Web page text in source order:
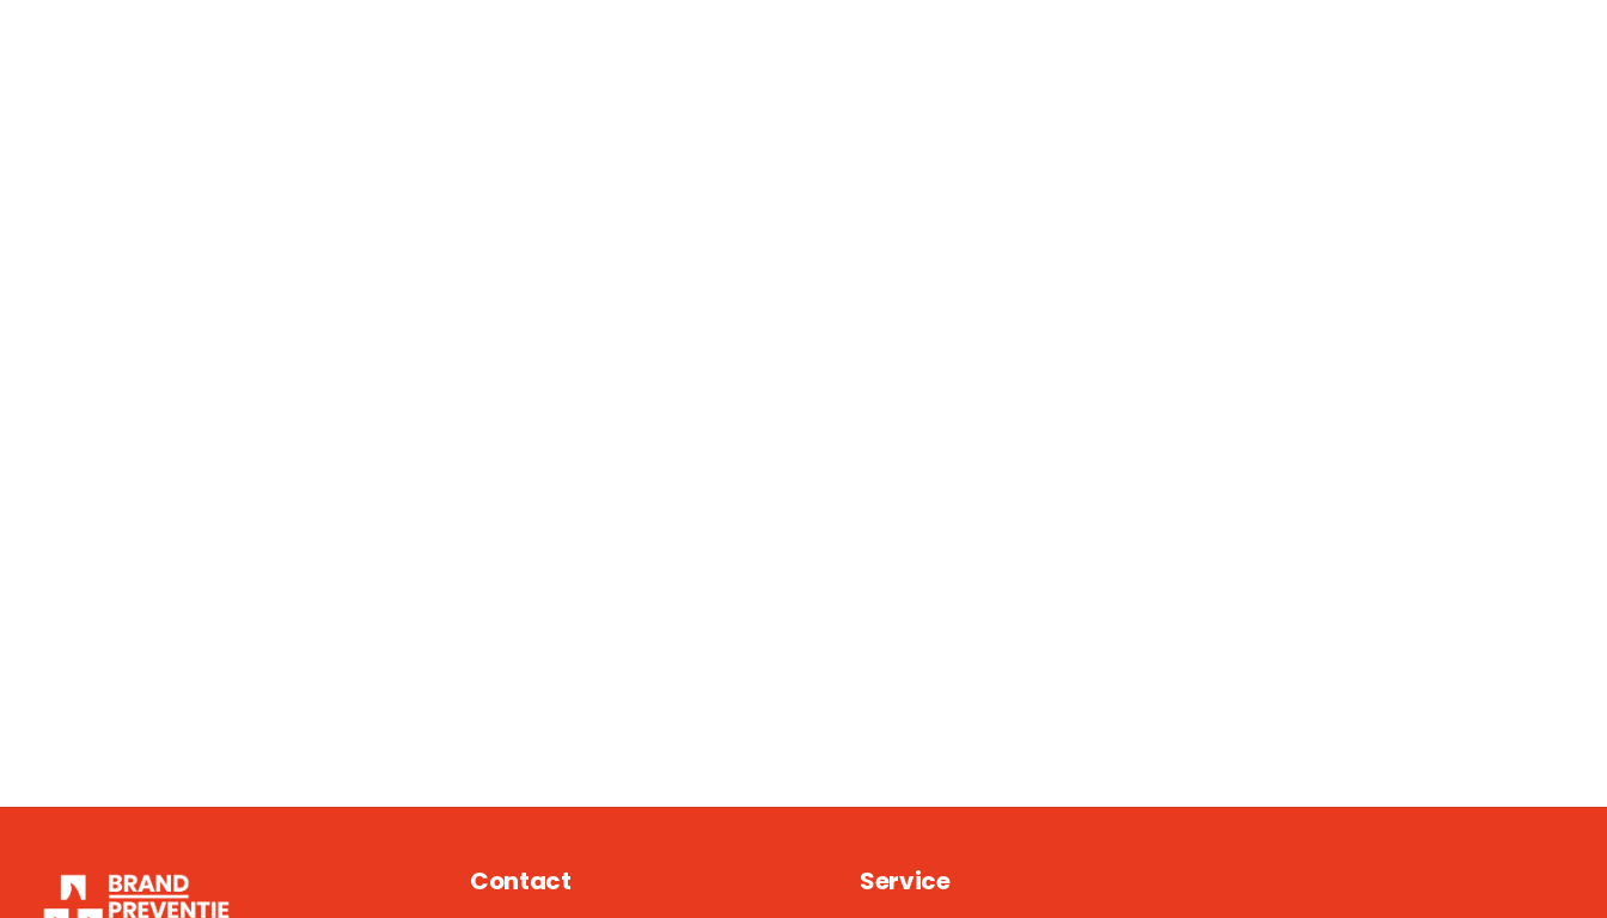
Contact Service